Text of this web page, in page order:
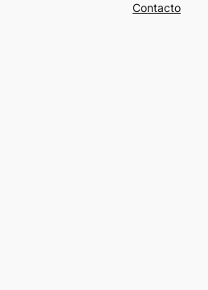
Contacto